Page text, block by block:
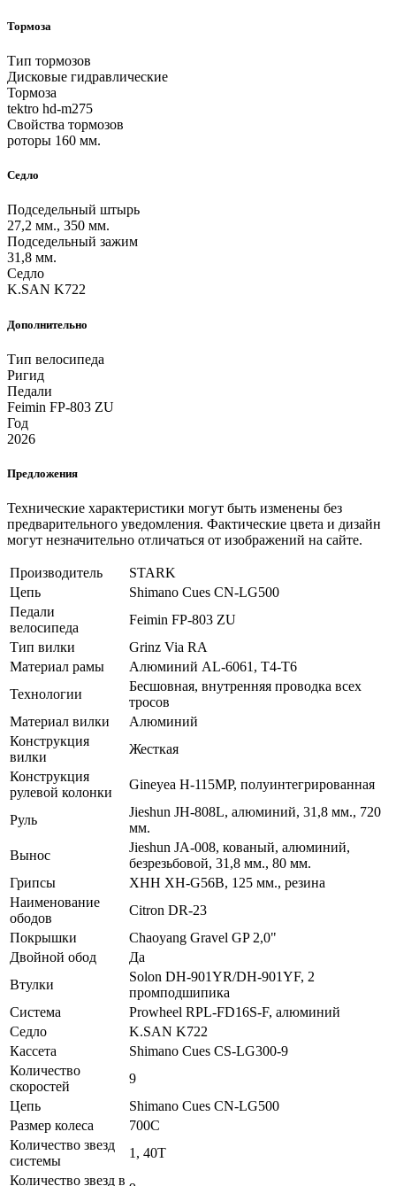
Тормоза
Тип тормозов
Дисковые гидравлические
Тормоза
tektro hd-m275
Свойства тормозов
роторы 160 мм.
Седло
Подседельный штырь
27,2 мм., 350 мм.
Подседельный зажим
31,8 мм.
Седло
K.SAN K722
Дополнительно
Тип велосипеда
Ригид
Педали
Feimin FP-803 ZU
Год
2026
Предложения
Технические характеристики могут быть изменены без
предварительного уведомления. Фактические цвета и дизайн
могут незначительно отличаться от изображений на сайте.
Производитель
STARK
Цепь
Shimano Cues CN-LG500
Педали
велосипеда
Feimin FP-803 ZU
Тип вилки
Grinz Via RA
Материал рамы
Алюминий AL-6061, T4-T6
Технологии
Бесшовная, внутренняя проводка всех
тросов
Материал вилки
Алюминий
Конструкция
вилки
Жесткая
Конструкция
рулевой колонки
Gineyea H-115MP, полуинтегрированная
Руль
Jieshun JH-808L, алюминий, 31,8 мм., 720
мм.
Вынос
Jieshun JA-008, кованый, алюминий,
безрезьбовой, 31,8 мм., 80 мм.
Грипсы
XHH XH-G56B, 125 мм., резина
Наименование
ободов
Citron DR-23
Покрышки
Chaoyang Gravel GP 2,0"
Двойной обод
Да
Втулки
Solon DH-901YR/DH-901YF, 2
промподшипика
Система
Prowheel RPL-FD16S-F, алюминий
Седло
K.SAN K722
Кассета
Shimano Cues CS-LG300-9
Количество
скоростей
9
Цепь
Shimano Cues CN-LG500
Размер колеса
700С
Количество звезд
системы
1, 40T
Количество звезд в